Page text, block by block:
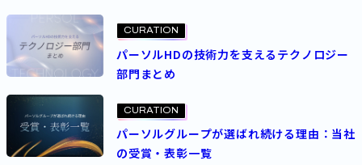
CURATION
パーソルHDの技術力を支えるテクノロジー
部門まとめ
CURATION
パーソルグループが選ばれ続ける理由：当社
の受賞・表彰一覧